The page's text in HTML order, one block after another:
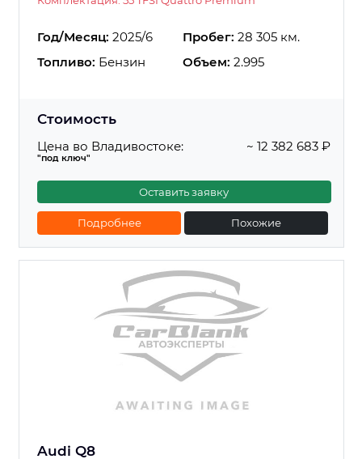
Год/Месяц: 2025/6 Пробег: 28 305 км.
Топливо: Бензин Объем: 2.995
Стоимость
Цена во Владивостоке:
"под ключ"
~ 12 382 683 ₽
Оставить заявку
Подробнее Похожие
Audi Q8